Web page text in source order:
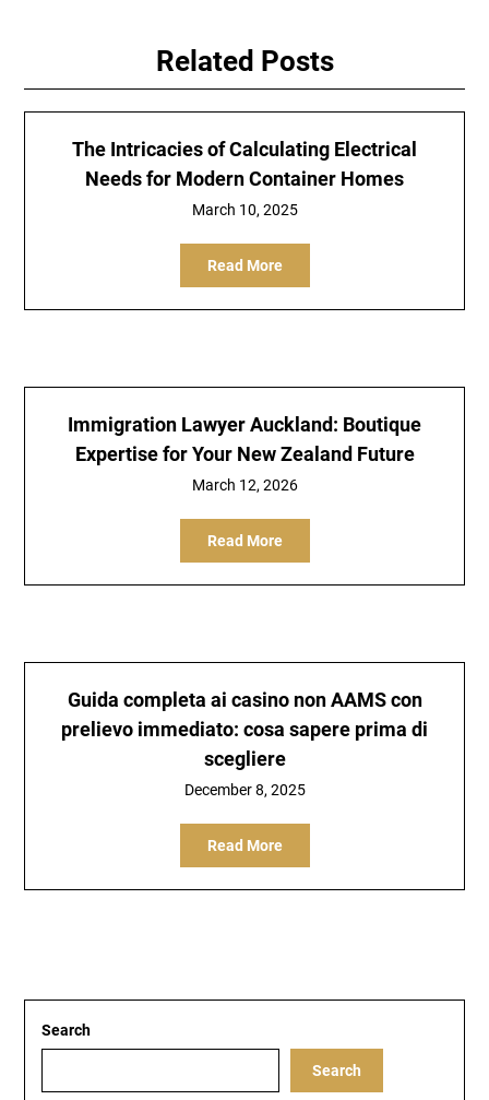
Related Posts
The Intricacies of Calculating Electrical
Needs for Modern Container Homes
March 10, 2025
Read More
Immigration Lawyer Auckland: Boutique
Expertise for Your New Zealand Future
March 12, 2026
Read More
Guida completa ai casino non AAMS con
prelievo immediato: cosa sapere prima di
scegliere
December 8, 2025
Read More
Search
Search